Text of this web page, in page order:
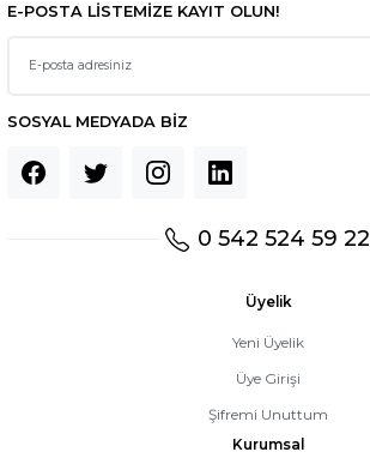
E-POSTA LİSTEMİZE KAYIT OLUN!
SOSYAL MEDYADA BİZ
0 542 524 59 22
Üyelik
Yeni Üyelik
Üye Girişi
Şifremi Unuttum
Kurumsal